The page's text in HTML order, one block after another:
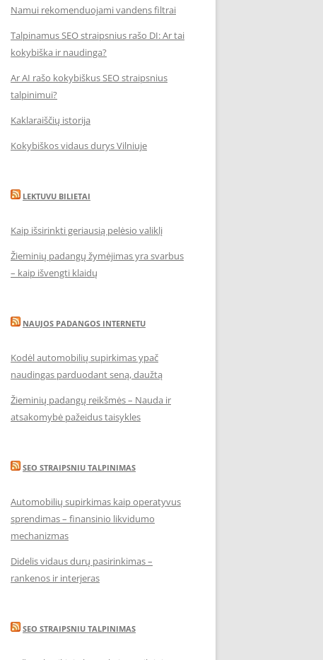
Namui rekomenduojami vandens filtrai
Talpinamus SEO straipsnius rašo DI: Ar tai
kokybiška ir naudinga?
Ar AI rašo kokybiškus SEO straipsnius
talpinimui?
Kaklaraiščių istorija
Kokybiškos vidaus durys Vilniuje
LEKTUVU BILIETAI
Kaip išsirinkti geriausią pelėsio valiklį
Žieminių padangų žymėjimas yra svarbus
– kaip išvengti klaidų
NAUJOS PADANGOS INTERNETU
Kodėl automobilių supirkimas ypač
naudingas parduodant seną, daužtą
Žieminių padangų reikšmės – Nauda ir
atsakomybė pažeidus taisykles
SEO STRAIPSNIU TALPINIMAS
Automobilių supirkimas kaip operatyvus
sprendimas – finansinio likvidumo
mechanizmas
Didelis vidaus durų pasirinkimas –
rankenos ir interjeras
SEO STRAIPSNIU TALPINIMAS